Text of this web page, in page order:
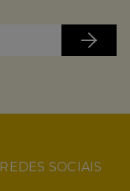
REDES SOCIAIS